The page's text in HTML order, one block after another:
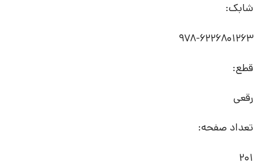
شابک:
978-6226801263
قطع:
رقعی
تعداد صفحه:
201